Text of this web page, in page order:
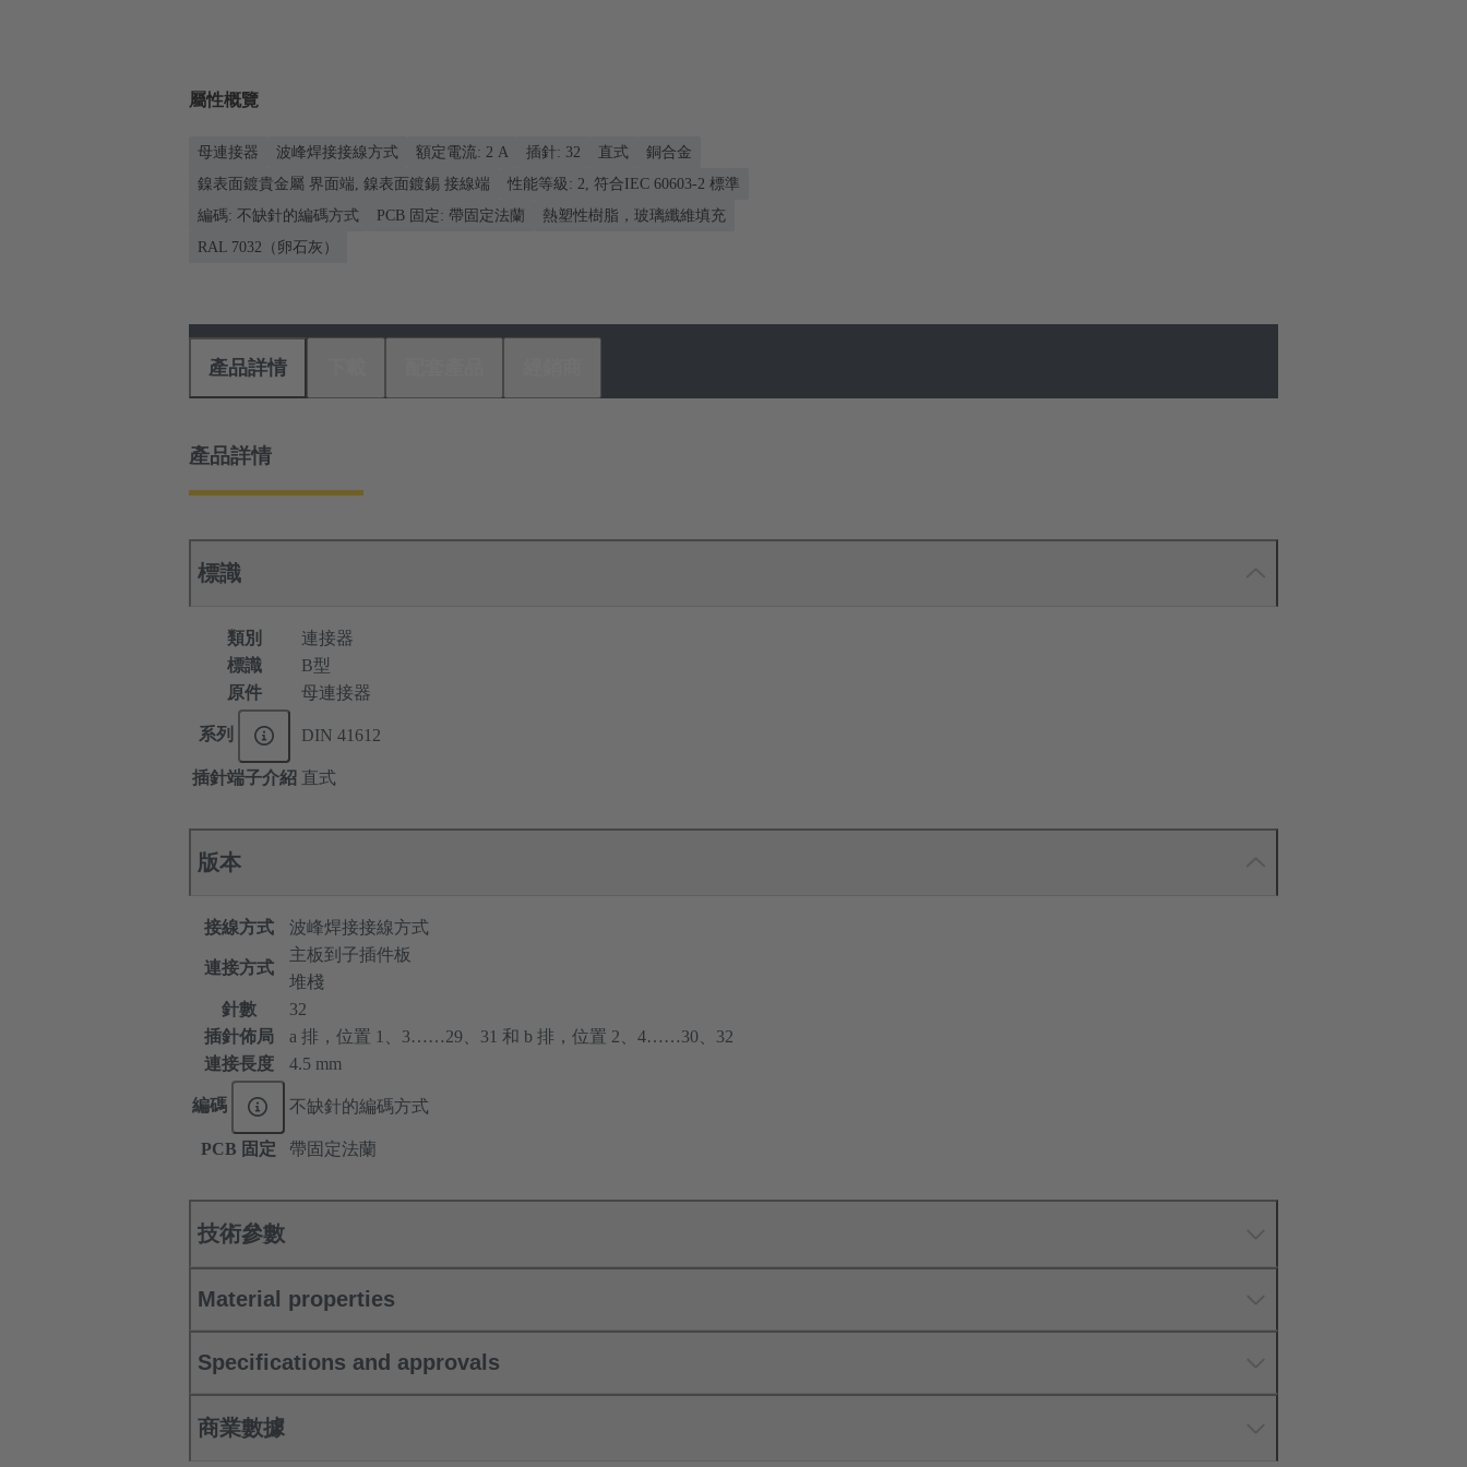
屬性概覽
母連接器 波峰焊接接線方式 額定電流: ‌2 A 插針: 32 直式
銅合金
鎳表面鍍貴金屬 界面端, 鎳表面鍍錫 接線端
性能等級: 2, 符合IEC 60603-2 標準
編碼: 不缺針的編碼方式
PCB 固定: 帶固定法蘭
熱塑性樹脂，玻璃纖維填充
RAL 7032（卵石灰）
產品詳情
產品詳情
標識
類別
連接器
標識
B型
原件
母連接器
系列 DIN 41612
插針端子介紹 直式
版本
接線方式 波峰焊接接線方式
連接方式
主板到子插件板
堆棧
針數
32
插針佈局
a 排，位置 1、3……29、31 和 b 排，位置 2、4……30、32
連接長度
4.5 mm
編碼 不缺針的編碼方式
PCB 固定 帶固定法蘭
技術參數
Material properties
Specifications and approvals
商業數據